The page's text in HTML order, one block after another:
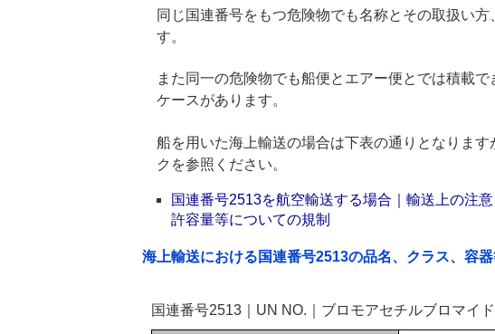
同じ国連番号をもつ危険物でも名称とその取扱い
す。
また同一の危険物でも船便とエアー便とでは積載
ケースがあります。
船を用いた海上輸送の場合は下表の通りとなりま
クを参照ください。
国連番号2513を航空輸送する場合｜輸送上の注
許容量等についての規制
海上輸送における国連番号2513の品名、クラス、容
国連番号2513｜UN NO.｜ブロモアセチルブロマイド